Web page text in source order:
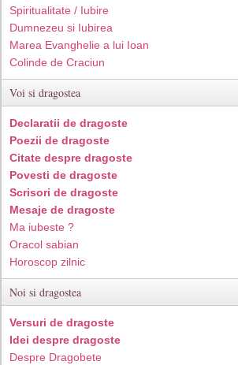
Spiritualitate / Iubire
Dumnezeu si Iubirea
Marea Evanghelie a lui Ioan
Colinde de Craciun
Voi si dragostea
Declaratii de dragoste
Poezii de dragoste
Citate despre dragoste
Povesti de dragoste
Scrisori de dragoste
Mesaje de dragoste
Ma iubeste ?
Oracol sabian
Horoscop zilnic
Noi si dragostea
Versuri de dragoste
Idei despre dragoste
Despre Dragobete